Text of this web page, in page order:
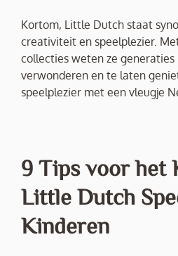
Kortom, Little Dutch staat
creativiteit en speelplezier.
collecties weten ze
verwonderen en te laten
speelplezier met een vleugje
9 Tips voor het
Little Dutch
Kinderen